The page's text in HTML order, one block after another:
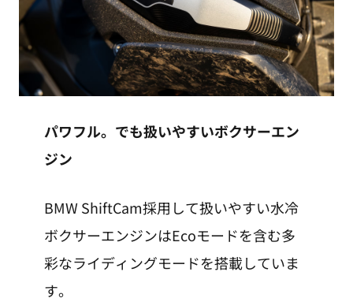
パワフル。でも扱いやすいボクサーエン
ジン
BMW ShiftCam採用して扱いやすい水冷
ボクサーエンジンはEcoモードを含む多
彩なライディングモードを搭載していま
す。